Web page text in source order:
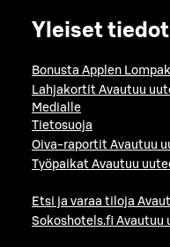
Yleiset tiedot
Bonusta Applen
Lahjakortit Avautuu
Medialle
Tietosuoja
Oiva-raportit Avautuu
Työpaikat Avautuu
Etsi ja varaa tiloja
Sokoshotels.fi Avautuu